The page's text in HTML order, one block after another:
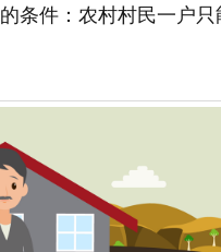
条件：农村村民一户